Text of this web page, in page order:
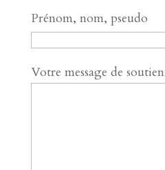
Prénom, nom, pseudo
Votre message de soutien